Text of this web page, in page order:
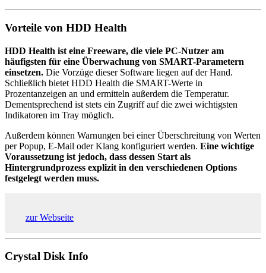
Vorteile von HDD Health
HDD Health ist eine Freeware, die viele PC-Nutzer am
häufigsten für eine Überwachung von SMART-Parametern
einsetzen. Die Vorzüge dieser Software liegen auf der Hand.
Schließlich bietet HDD Health die SMART-Werte in
Prozentanzeigen an und ermitteln außerdem die Temperatur.
Dementsprechend ist stets ein Zugriff auf die zwei wichtigsten
Indikatoren im Tray möglich.
Außerdem können Warnungen bei einer Überschreitung von Werten
per Popup, E-Mail oder Klang konfiguriert werden. Eine wichtige
Voraussetzung ist jedoch, dass dessen Start als
Hintergrundprozess explizit in den verschiedenen Options
festgelegt werden muss.
zur Webseite
Crystal Disk Info